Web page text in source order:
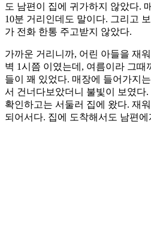
도 남편이 집에 귀가하지 않았다.
10분 거리인데도 말이다. 그리고
가 전화 한통 주고받지 않았다.
가까운 거리니까, 어린 아들을 재
벽 1시쯤 이였는데, 여름이라 그
들이 꽤 있었다. 매장에 들어가지
서 건너다보았더니 불빛이 보였다
확인하고는 서둘러 집에 왔다. 재
되어서다. 집에 도착해서도 남편